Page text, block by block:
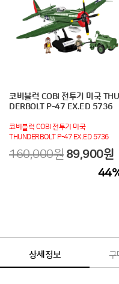
코비블럭 COBI 전투기 미국
DERBOLT P-47 EX.ED 5736
코비블럭 COBI 전투기 미국
THUNDERBOLT P-47 EX.ED 5736
160,000원 89,900원
44
상세정보 구